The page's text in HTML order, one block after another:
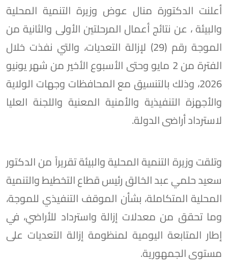
أعلنت الدكتورة منال عوض وزيرة التنمية المحلية
والبيئة ، عن نتائج أعمال المرحلتين الأولى والثانية من
الموجة رقم (29) لإزالة التعديات، والتي نفذت خلال
الفترة من 2 مايو وحتى الأسبوع الأخير من شهر يونيو
2026، وذلك بالتنسيق مع المحافظات وجهات الولاية
والأجهزة التنفيذية والأمنية المعنية واللجنة العليا
لاسترداد أراضى الدولة.
وتلقت وزيرة التنمية المحلية والبيئة تقريراً من الدكتور
سعيد حلمي عبد الخالق رئيس قطاع التخطيط والتنمية
المحلية المتكاملة، بشأن الموقف التنفيذي للموجة،
وما تحقق من معدلات إزالة واسترداد للأراضي، في
إطار المتابعة اليومية لمنظومة إزالة التعديات على
مستوى الجمهورية.